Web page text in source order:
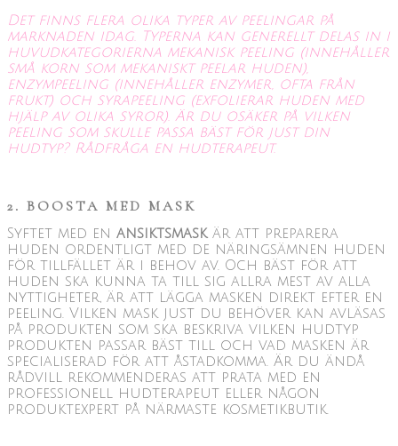
Det finns flera olika typer av peelingar på
marknaden idag. Typerna kan generellt delas in i
huvudkategorierna mekanisk peeling (innehåller
små korn som mekaniskt peelar huden),
enzympeeling (innehåller enzymer, ofta från
frukt) och syrapeeling (exfolierar huden med
hjälp av olika syror). Är du osäker på vilken
peeling som skulle passa bäst för just din
hudtyp? Rådfråga en hudterapeut.
2. BOOSTA MED MASK
Syftet med en ansiktsmaskär att preparera
huden ordentligt med de näringsämnen huden
för tillfället är i behov av. Och bäst för att
huden ska kunna ta till sig allra mest av alla
nyttigheter, är att lägga masken direkt efter en
peeling. Vilken mask just du behöver kan avläsas
på produkten som ska beskriva vilken hudtyp
produkten passar bäst till och vad masken är
specialiserad för att åstadkomma. Är du ändå
rådvill rekommenderas att prata med en
professionell hudterapeut eller någon
produktexpert på närmaste kosmetikbutik.